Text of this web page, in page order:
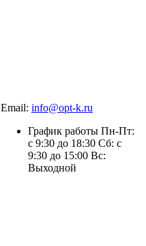
Email: info@opt-k.ru
График работы Пн-Пт:
с 9:30 до 18:30 Сб: с
9:30 до 15:00 Вс:
Выходной